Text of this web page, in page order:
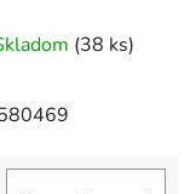
(38 ks)